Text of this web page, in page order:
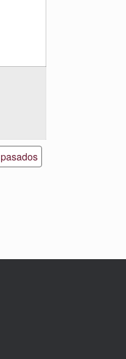
pasados